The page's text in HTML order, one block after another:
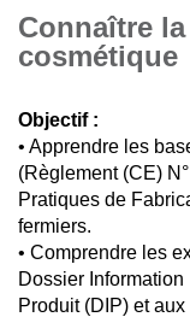
Connaître
cosmétique
Objectif :
• Apprendre les
(Règlement (CE)
Pratiques de
fermiers.
• Comprendre les
Dossier Information
Produit (DIP) et aux